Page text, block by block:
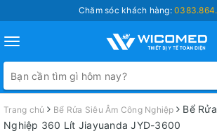
Chăm sóc khách hàng:
Toggle
navigation
Trang chủ Bể Rửa Siêu Âm Công Nghiệp
Bể
Nghiệp 360 Lít Jiayuanda JYD-3600